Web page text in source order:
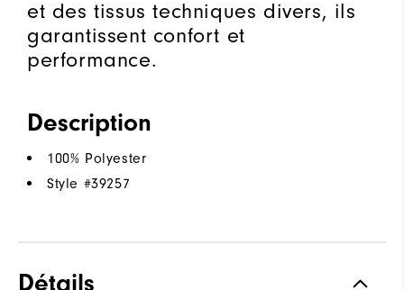
et des tissus techniques divers, ils
garantissent confort et
performance.
Description
100% Polyester
Style #39257
Détails